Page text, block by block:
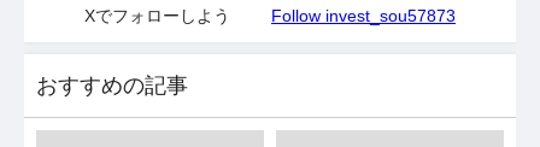
Xでフォローしよう Follow invest_sou57873
おすすめの記事